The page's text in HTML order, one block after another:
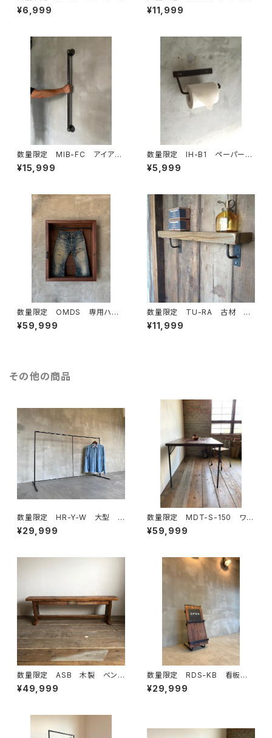
ルダー キッチンペーパー トイレ
ットペーパー アイアン ビス付
¥6,999
ブ 70cm 取手 ドアハンド
ル アイアン インダストリア
¥11,999
数量限定 MIB-FC アイアン
バー ガス管 ドアノブ ハン
ドル 取手 ランドリールー
¥15,999
数量限定 IH-B1 ペーパーホ
ルダー キッチンペーパー トイレ
ットペーパー アイアン 鉄製 イ
¥5,999
数量限定 OMDS 専用ハン
ガー付き ディスプレイ 古
材 ガラスケース ショーケー
¥59,999
数量限定 TU-RA 古材 ア
イアン 棚受け 棚板 ブラケ
ット インダストリアル 花台
¥11,999
その他の商品
数量限定 HR-Y-W 大型
大きなハンガーラック アイア
ン シンプル インダストリア
¥29,999
数量限定 MDT-S-150 ワー
クデスク 古材 カフェテーブ
ル テーブル ダイニングテー
¥59,999
数量限定 ASB 木製 ベン
チ 古材 椅子 花台 チェア
ー アンティーク ダイニング ウ
¥49,999
数量限定 RDS-KB 看板 O
PEN / CLOSE オープン看
板 アイアン 立て看板 サイ
舗
¥29,999